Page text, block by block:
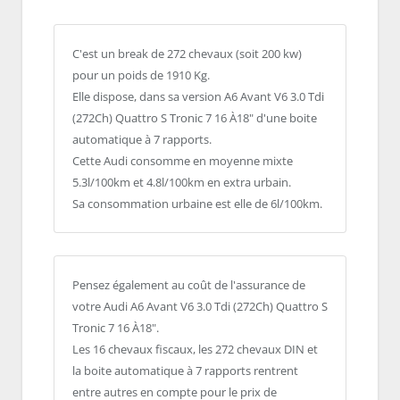
C'est un break de 272 chevaux (soit 200 kw)
pour un poids de 1910 Kg.
Elle dispose, dans sa version A6 Avant V6 3.0 Tdi
(272Ch) Quattro S Tronic 7 16 À18" d'une boite
automatique à 7 rapports.
Cette Audi consomme en moyenne mixte
5.3l/100km et 4.8l/100km en extra urbain.
Sa consommation urbaine est elle de 6l/100km.
Pensez également au coût de l'assurance de
votre Audi A6 Avant V6 3.0 Tdi (272Ch) Quattro S
Tronic 7 16 À18".
Les 16 chevaux fiscaux, les 272 chevaux DIN et
la boite automatique à 7 rapports rentrent
entre autres en compte pour le prix de